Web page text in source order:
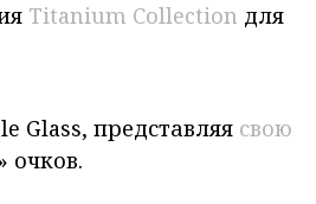
Titanium Collection для
Glass, представляя свою
очков.